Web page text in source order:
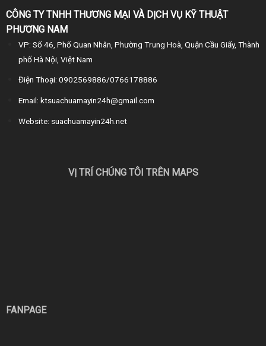
CÔNG TY TNHH THƯƠNG MẠI VÀ DỊCH VỤ KỸ THUẬT
PHƯƠNG NAM
VP: Số 46, Phố Quan Nhân, Phường Trung Hoà, Quận Cầu Giấy, Thành
phố Hà Nội, Việt Nam
Điện Thoại: 0902569886/0766178886
Email: ktsuachuamayin24h@gmail.com
Website: suachuamayin24h.net
VỊ TRÍ CHÚNG TÔI TRÊN MAPS
FANPAGE